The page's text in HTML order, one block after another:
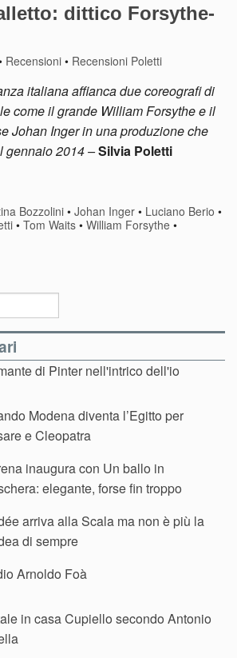
dittico Forsythe-
Recensioni • Recensioni Poletti
italiana affianca due coreografi di
come il grande William Forsythe e il
Johan Inger in una produzione che
gennaio 2014 –Silvia Poletti
Bozzolini •Johan Inger • Luciano Berio •
• Tom Waits • William Forsythe •
di Pinter nell'intrico dell'io
Modena diventa l’Egitto per
e Cleopatra
inaugura con Un ballo in
elegante, forse fin troppo
arriva alla Scala ma non è più la
di sempre
Arnoldo Foà
in casa Cupiello secondo Antonio